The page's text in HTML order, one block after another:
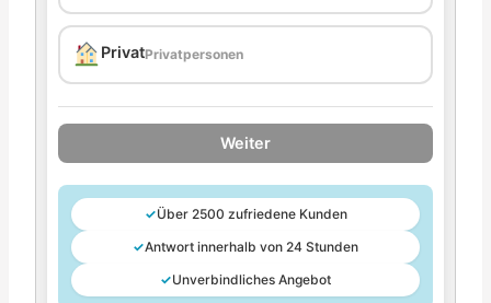
PrivatPrivatpersonen
Weiter
✓Über 2500 zufriedene Kunden
✓Antwort innerhalb von 24 Stunden
✓Unverbindliches Angebot